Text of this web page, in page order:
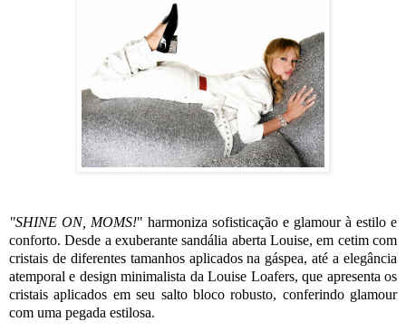
"SHINE ON, MOMS!" harmoniza sofisticação e glamour à estilo e
conforto. Desde a exuberante sandália aberta Louise, em cetim com
cristais de diferentes tamanhos aplicados na gáspea, até a elegância
atemporal e design minimalista da Louise Loafers, que apresenta os
cristais aplicados em seu salto bloco robusto, conferindo glamour
com uma pegada estilosa.